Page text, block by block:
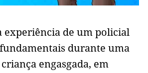
experiência de um policial
durante uma
engasgada, em